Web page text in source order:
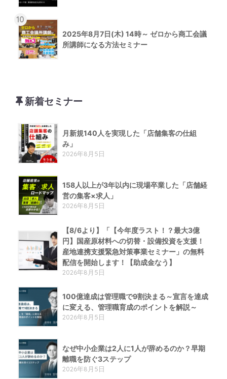
10
2025年8月7日(木) 14時～ ゼロから商工会議
所講師になる方法セミナー
新着セミナー
月新規140人を実現した「店舗集客の仕組
み」
2026年8月5日
158人以上が3年以内に現場卒業した「店舗経
営の集客×求人」
2026年8月5日
【8/6より】「【今年度ラスト！？最大3億
円】国産原材料への切替・設備投資を支援！
産地連携支援緊急対策事業セミナー」の無料
配信を開始します！【助成金なう】
2026年8月5日
100億達成は管理職で9割決まる～宣言を達成
に変える、管理職育成のポイントを解説～
2026年8月5日
なぜ中小企業は2人に1人が辞めるのか？早期
離職を防ぐ3ステップ
2026年8月5日